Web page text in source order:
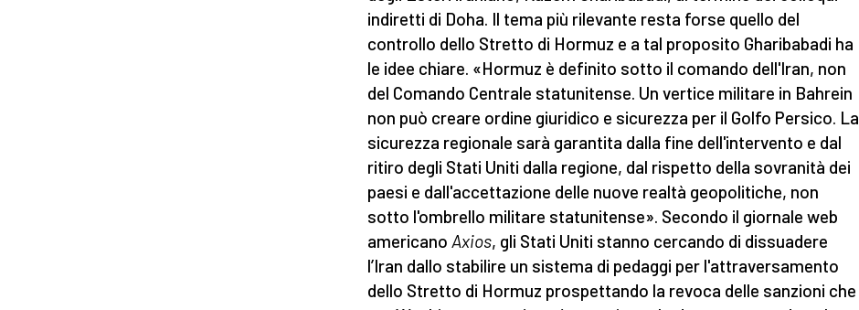
indiretti di Doha. Il tema più rilevante resta forse quello del
controllo dello Stretto di Hormuz e a tal proposito Gharibabadi ha
le idee chiare. «Hormuz è definito sotto il comando dell'Iran, non
del Comando Centrale statunitense. Un vertice militare in Bahrein
non può creare ordine giuridico e sicurezza per il Golfo Persico. La
sicurezza regionale sarà garantita dalla fine dell'intervento e dal
ritiro degli Stati Uniti dalla regione, dal rispetto della sovranità dei
paesi e dall'accettazione delle nuove realtà geopolitiche, non
sotto l'ombrello militare statunitense». Secondo il giornale web
americano Axios, gli Stati Uniti stanno cercando di dissuadere
l’Iran dallo stabilire un sistema di pedaggi per l'attraversamento
dello Stretto di Hormuz prospettando la revoca delle sanzioni che